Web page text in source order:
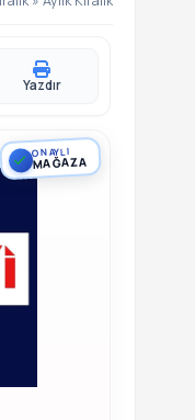
Yazdır
ONAYLI
MAĞAZA